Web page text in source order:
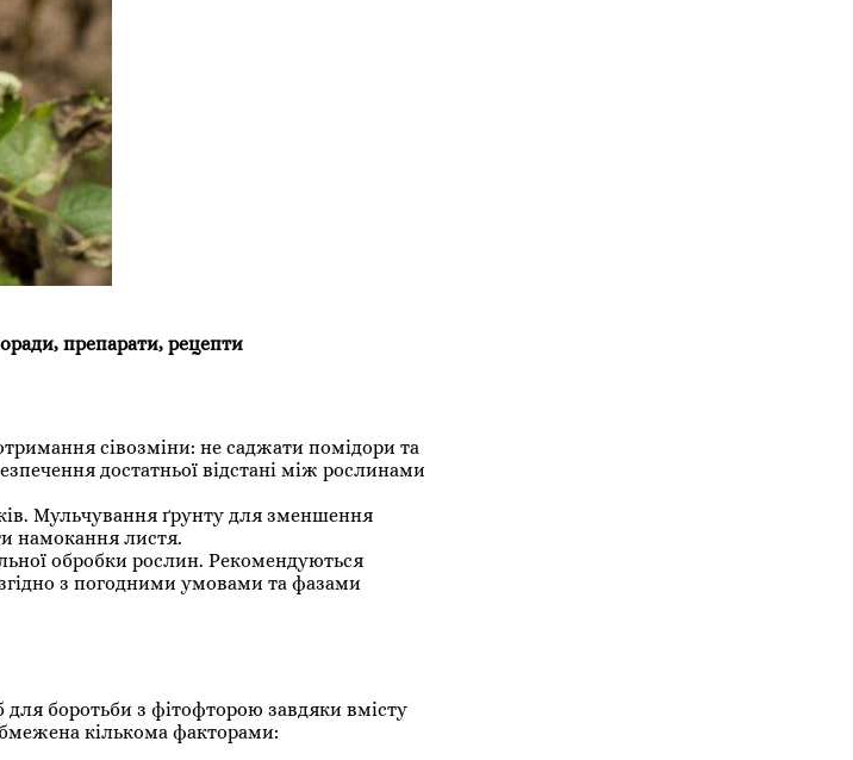
препарати, рецепти
сівозміни: не саджати помідори та
достатньої відстані між рослинами
Мульчування ґрунту для зменшення
намокання листя.
обробки рослин. Рекомендуються
з погодними умовами та фазами
боротьби з фітофторою завдяки вмісту
кількома факторами: